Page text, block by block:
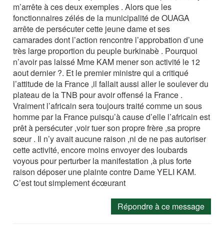
m’arrête à ces deux exemples . Alors que les
fonctionnaires zélés de la municipalité de OUAGA
arrête de persécuter cette jeune dame et ses
camarades dont l’action rencontre l’approbation d’une
très large proportion du peuple burkinabè . Pourquoi
n’avoir pas laissé Mme KAM mener son activité le 12
aout dernier ?. Et le premier ministre qui a critiqué
l’attitude de la France ,il fallait aussi aller le soulever du
plateau de la TNB pour avoir offensé la France .
Vraiment l’africain sera toujours traité comme un sous
homme par la France puisqu’à cause d’elle l’africain est
prêt à persécuter ,voir tuer son propre frère ,sa propre
sœur . Il n’y avait aucune raison ,ni de ne pas autoriser
cette activité, encore moins envoyer des loubards
voyous pour perturber la manifestation ,à plus forte
raison déposer une plainte contre Dame YELI KAM.
C’est tout simplement écœurant
Répondre à ce message